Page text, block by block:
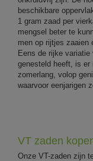
beschikbare
1 gram zaad per
mengsel beter te
men op rijtjes zaaien
Eens de rijke
genesteld heeft, is er
zomerlang, volop
waarvoor eenjarigen
VT zaden
Onze VT-zaden zijn